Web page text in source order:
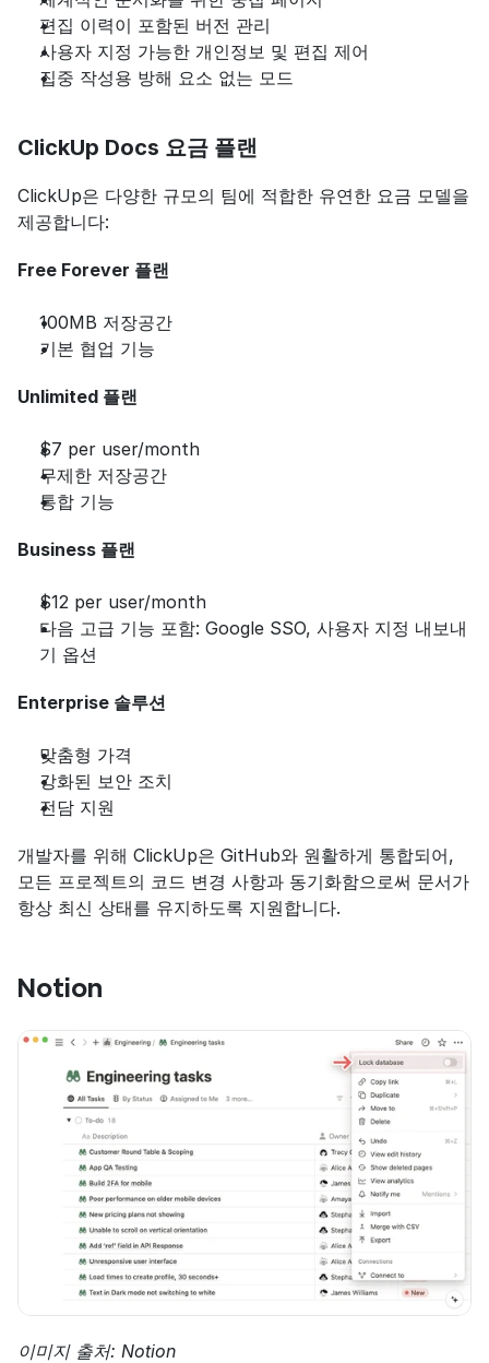
편집 이력이 포함된 버전 관리
사용자 지정 가능한 개인정보 및 편집 제어
집중 작성용 방해 요소 없는 모드
ClickUp Docs 요금 플랜
ClickUp은 다양한 규모의 팀에 적합한 유연한 요금 모델을
제공합니다:
Free Forever 플랜
100MB 저장공간
기본 협업 기능
Unlimited 플랜
$7 per user/month
무제한 저장공간
통합 기능
Business 플랜
$12 per user/month
다음 고급 기능 포함: Google SSO, 사용자 지정 내보내
기 옵션
Enterprise 솔루션
맞춤형 가격
강화된 보안 조치
전담 지원
개발자를 위해 ClickUp은 GitHub와 원활하게 통합되어,
모든 프로젝트의 코드 변경 사항과 동기화함으로써 문서가
항상 최신 상태를 유지하도록 지원합니다.
Notion
이미지 출처: Notion